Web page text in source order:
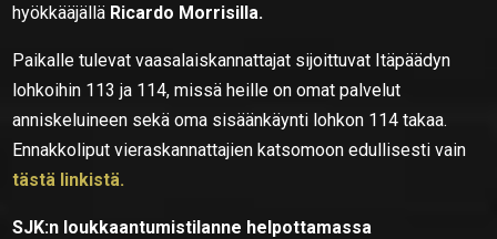
hyökkääjällä Ricardo Morrisilla.
Paikalle tulevat vaasalaiskannattajat sijoittuvat Itäpäädyn
lohkoihin 113 ja 114, missä heille on omat palvelut
anniskeluineen sekä oma sisäänkäynti lohkon 114 takaa.
Ennakkoliput vieraskannattajien katsomoon edullisesti vain
tästä linkistä.
SJK:n loukkaantumistilanne helpottamassa